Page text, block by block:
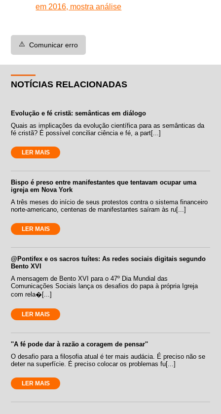
em 2016, mostra análise
⚠️ Comunicar erro
NOTÍCIAS RELACIONADAS
Evolução e fé cristã: semânticas em diálogo
Quais as implicações da evolução científica para as semânticas da
fé cristã? É possível conciliar ciência e fé, a part[...]
LER MAIS
Bispo é preso entre manifestantes que tentavam ocupar uma
igreja em Nova York
A três meses do início de seus protestos contra o sistema financeiro
norte-americano, centenas de manifestantes saíram às ru[...]
LER MAIS
@Pontifex e os sacros tuítes: As redes sociais digitais segundo
Bento XVI
A mensagem de Bento XVI para o 47º Dia Mundial das
Comunicações Sociais lança os desafios do papa à própria Igreja
com rela�[...]
LER MAIS
''A fé pode dar à razão a coragem de pensar''
O desafio para a filosofia atual é ter mais audácia. É preciso não se
deter na superfície. É preciso colocar os problemas fu[...]
LER MAIS